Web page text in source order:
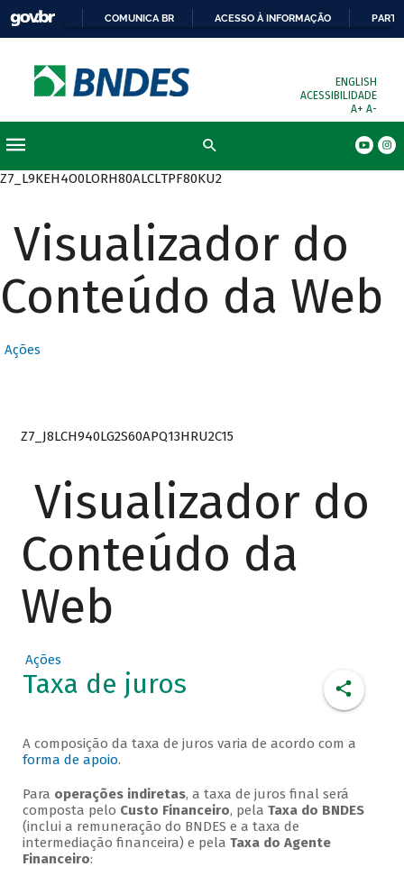
COMUNICA BR ACESSO À INFORMAÇÃO
ENGLISH
ACESSIBILIDADE
A+ A-
Z7_L9KEH4O0LORH80ALCLTPF80KU2
Visualizador do
Conteúdo da Web
Ações
Z7_J8LCH940LG2S60APQ13HRU2C15
Visualizador do
Conteúdo da
Web
Ações
Taxa de juros
A composição da taxa de juros varia de acordo com a
forma de apoio.
Para operações indiretas, a taxa de juros final será
composta pelo Custo Financeiro, pela Taxa do BNDES
(inclui a remuneração do BNDES e a taxa de
intermediação financeira) e pela Taxa do Agente
Financeiro: